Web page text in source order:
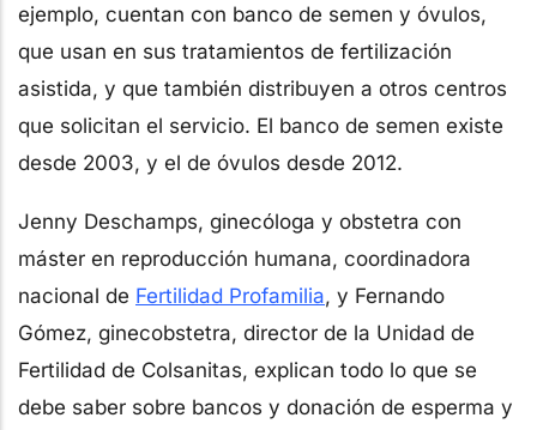
ejemplo, cuentan con banco de semen y óvulos,
que usan en sus tratamientos de fertilización
asistida, y que también distribuyen a otros centros
que solicitan el servicio. El banco de semen existe
desde 2003, y el de óvulos desde 2012.
Jenny Deschamps, ginecóloga y obstetra con
máster en reproducción humana, coordinadora
nacional de Fertilidad Profamilia, y Fernando
Gómez, ginecobstetra, director de la Unidad de
Fertilidad de Colsanitas, explican todo lo que se
debe saber sobre bancos y donación de esperma y